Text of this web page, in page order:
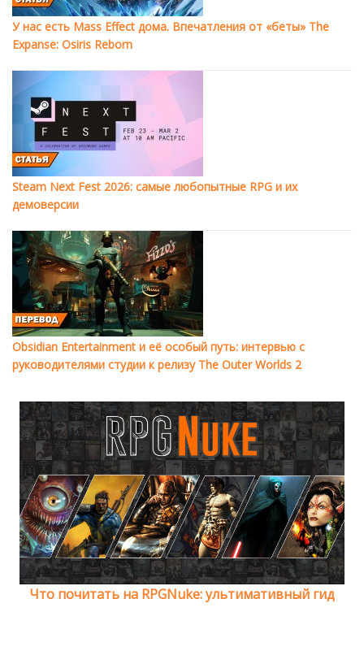
У нас есть Mass Effect дома. Впечатления от «беты» The
Expanse: Osiris Reborn
Steam Next Fest 2026: самые любопытные RPG и их
демоверсии
Obsidian Entertainment и её особый путь: интервью с
руководителями студии к релизу The Outer Worlds 2
Что почитать на RPGNuke: ультимативный гид